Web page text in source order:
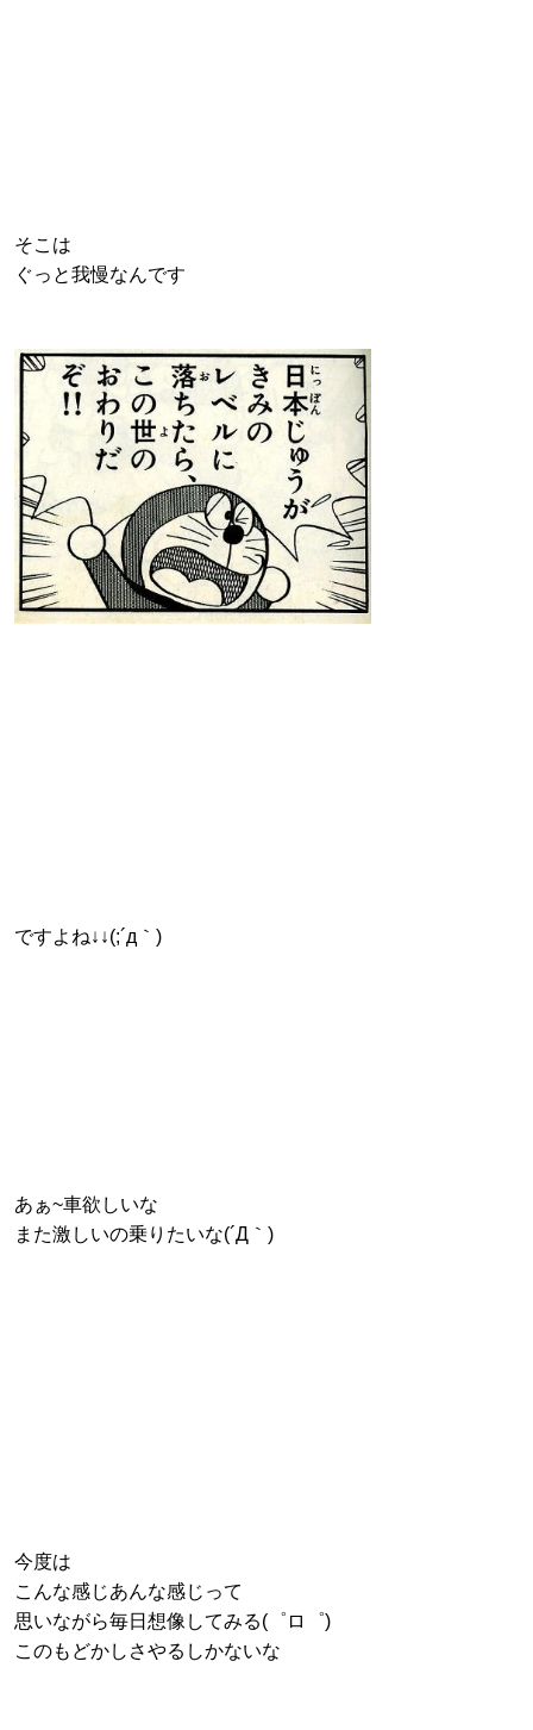
そこは
ぐっと我慢なんです
ですよね↓↓(;´д｀)
あぁ~車欲しいな
また激しいの乗りたいな(´Д｀)
今度は
こんな感じあんな感じって
思いながら毎日想像してみる(゜ロ゜)
このもどかしさやるしかないな